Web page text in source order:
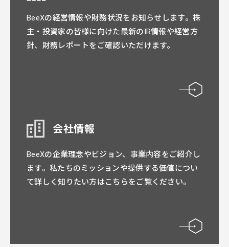
BeeXの経営情報や財務状況をお知らせします。株
主・投資家の皆様に向けた最新のIR情報や経営方
針、財務レポートをご確認いただけます。
会社情報
BeeXの企業理念やビジョン、事業内容をご紹介し
ます。私たちのミッションや提供する価値につい
て詳しく知りたい方はこちらをご覧ください。